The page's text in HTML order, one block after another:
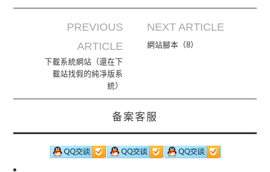
Post navigation
PREVIOUS
ARTICLE
下載系統網站（還在下
載站找假的純凈版系
統）
NEXT ARTICLE
網站腳本（8）
备案客服